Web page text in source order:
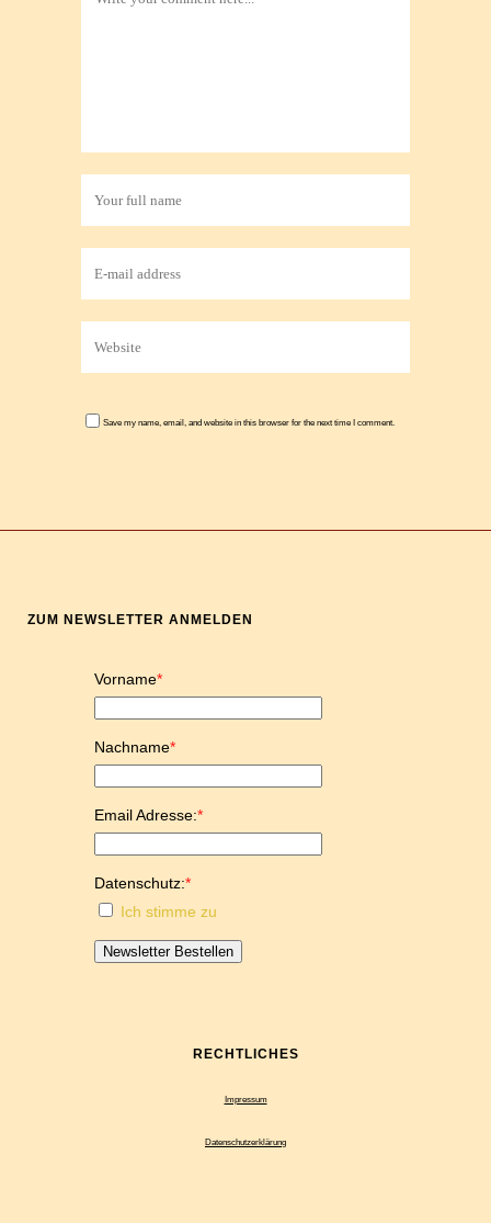
Save my name, email, and website in this browser for the next time I comment.
ZUM NEWSLETTER ANMELDEN
Vorname*
Nachname*
Email Adresse:*
Datenschutz:*
Ich stimme zu
Newsletter Bestellen
RECHTLICHES
Impressum
Datenschutzerklärung